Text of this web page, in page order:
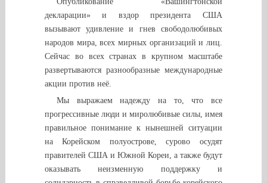
декларации» и вздор президента США
вызывают удивление и гнев свободолюбивых
народов мира, всех мирных организаций и лиц.
Сейчас во всех странах в крупном масштабе
развертываются разнообразные международные
акции против неё.
Мы выражаем надежду на то, что все
прогрессивные люди и миролюбивые силы, имея
правильное понимание к нынешней ситуации
на Корейском полуострове, сурово осудят
правителей США и Южной Кореи, а также будут
оказывать неизменную поддержку и